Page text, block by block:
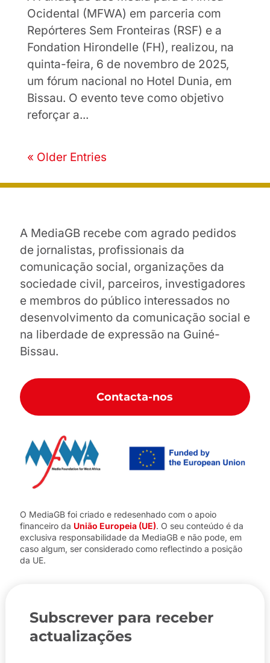
Ocidental (MFWA) em parceria com
Repórteres Sem Fronteiras (RSF) e a
Fondation Hirondelle (FH), realizou, na
quinta-feira, 6 de novembro de 2025,
um fórum nacional no Hotel Dunia, em
Bissau. O evento teve como objetivo
reforçar a...
« Older Entries
A MediaGB recebe com agrado pedidos
de jornalistas, profissionais da
comunicação social, organizações da
sociedade civil, parceiros, investigadores
e membros do público interessados no
desenvolvimento da comunicação social e
na liberdade de expressão na Guiné-
Bissau.
Contacta-nos
O MediaGB foi criado e redesenhado com o apoio
financeiro da União Europeia (UE). O seu conteúdo é da
exclusiva responsabilidade da MediaGB e não pode, em
caso algum, ser considerado como reflectindo a posição
da UE.
Subscrever para receber
actualizações